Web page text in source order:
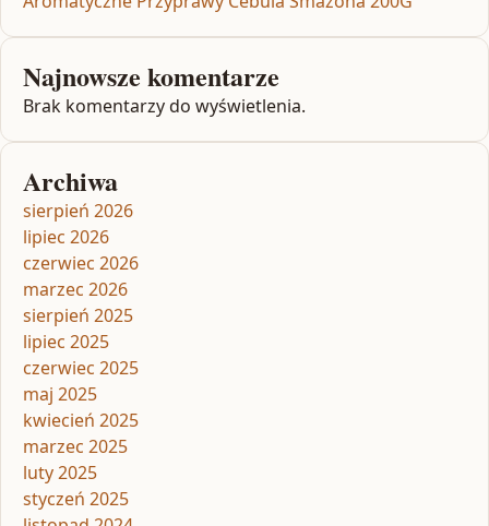
Najnowsze komentarze
Brak komentarzy do wyświetlenia.
Archiwa
sierpień 2026
lipiec 2026
czerwiec 2026
marzec 2026
sierpień 2025
lipiec 2025
czerwiec 2025
maj 2025
kwiecień 2025
marzec 2025
luty 2025
styczeń 2025